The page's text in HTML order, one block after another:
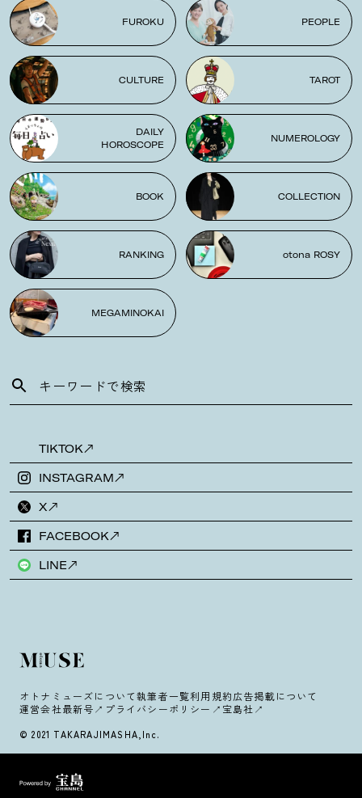
FUROKU PEOPLE
CULTURE TAROT
DAILY
HOROSCOPE
NUMEROLOGY
BOOK COLLECTION
RANKING otona ROSY
MEGAMINOKAI
TIKTOK
INSTAGRAM
X
FACEBOOK
LINE
オトナミューズについて執筆者一覧利用規約広告掲載について
運営会社最新号 プライバシーポリシー 宝島社
© 2021 TAKARAJIMASHA,Inc.